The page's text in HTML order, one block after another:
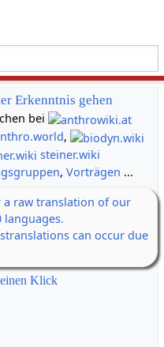
Erkenntnis gehen
bei
,
steiner.wiki
, Vorträgen ...
a raw translation of our
languages.
can occur due
Klick